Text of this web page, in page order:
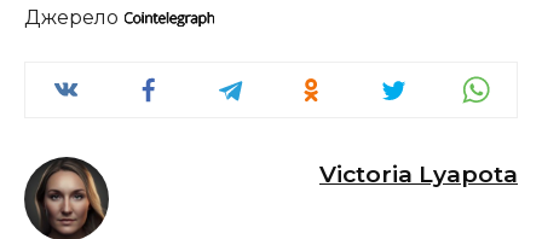
Джерело
Victoria Lyapota